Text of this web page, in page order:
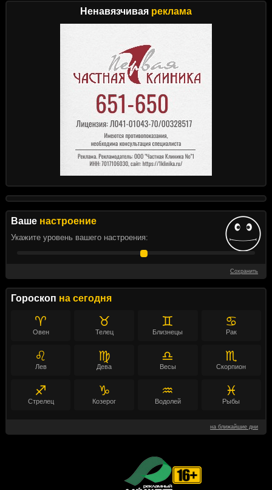
Ненавязчивая реклама
Ваше настроение
Укажите уровень вашего настроения:
Сохранить
Гороскоп на сегодня
♈
Овен
♉
Телец
♊
Близнецы
♋
Рак
♌
Лев
♍
Дева
♎
Весы
♏
Скорпион
♐
Стрелец
♑
Козерог
♒
Водолей
♓
Рыбы
на ближайшие дни